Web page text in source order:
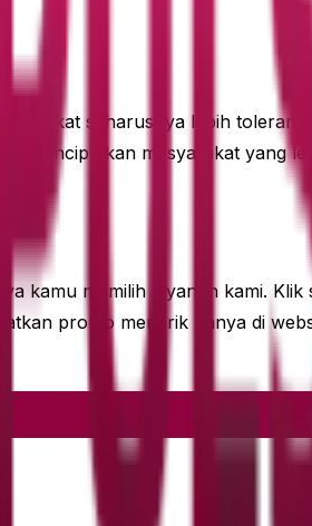
seharusnya lebih toleran
menciptakan masyarakat yang
kamu memilih layanan kami. Klik
promo menarik hanya di